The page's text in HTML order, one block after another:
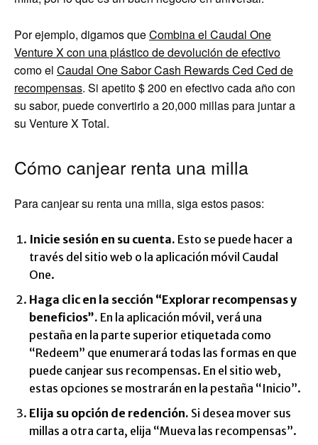
Por ejemplo, digamos queCombina el Caudal One
Venture X con una plástico de devolución de efectivo
como el Caudal One Sabor Cash Rewards Ced Ced de
recompensas. Si apetito $ 200 en efectivo cada año con
su sabor, puede convertirlo a 20,000 millas para juntar a
su Venture X Total.
Cómo canjear renta una milla
Para canjear su renta una milla, siga estos pasos:
Inicie sesión en su cuenta. Esto se puede hacer a
través del sitio web o la aplicación móvil Caudal
One.
Haga clic en la sección “Explorar recompensas y
beneficios”. En la aplicación móvil, verá una
pestaña en la parte superior etiquetada como
“Redeem” que enumerará todas las formas en que
puede canjear sus recompensas. En el sitio web,
estas opciones se mostrarán en la pestaña “Inicio”.
Elija su opción de redención. Si desea mover sus
millas a otra carta, elija “Mueva las recompensas”.